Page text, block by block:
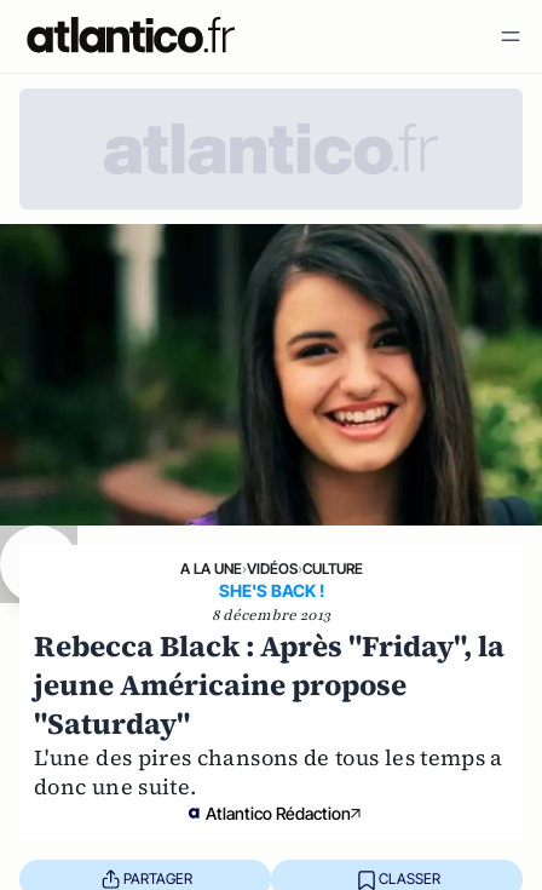
A LA UNE›VIDÉOS›CULTURE
SHE'S BACK !
8 décembre 2013
Rebecca Black : Après "Friday", la
jeune Américaine propose
"Saturday"
L'une des pires chansons de tous les temps a
donc une suite.
Atlantico Rédaction
PARTAGER CLASSER